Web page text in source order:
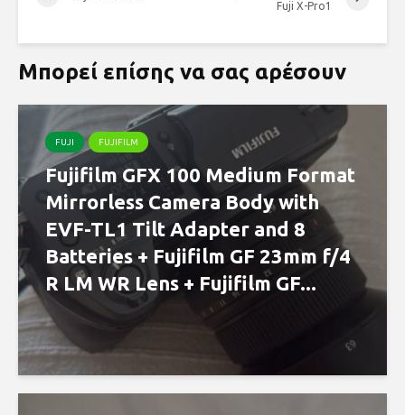
Fuji X-Pro1
Μπορεί επίσης να σας αρέσουν
FUJI FUJIFILM
Fujifilm GFX 100 Medium Format
Mirrorless Camera Body with
EVF-TL1 Tilt Adapter and 8
Batteries + Fujifilm GF 23mm f/4
R LM WR Lens + Fujifilm GF...